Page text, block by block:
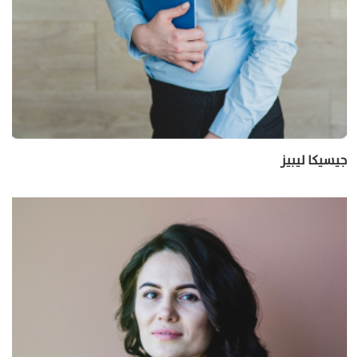
جيسيكا ليبيز